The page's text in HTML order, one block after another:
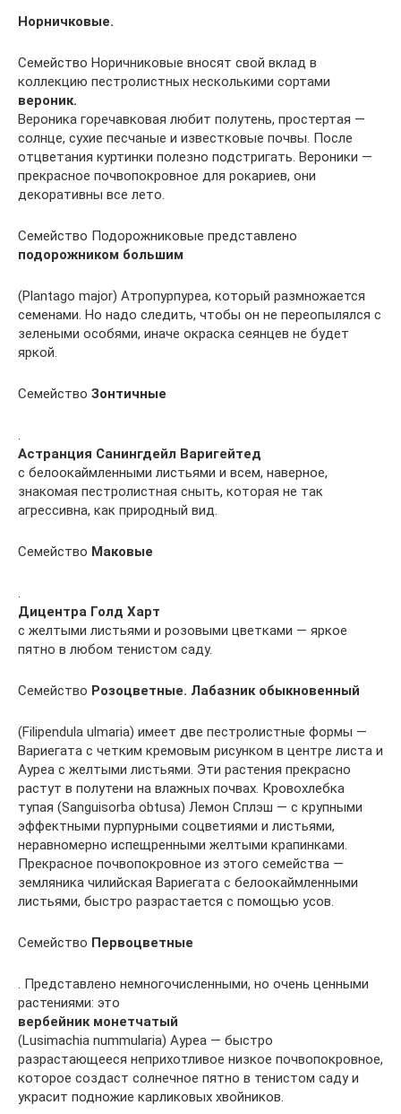
Норничковые.
Семейство Норичниковые вносят свой вклад в
коллекцию пестролистных несколькими сортами
вероник.
Вероника горечавковая любит полутень, простертая —
солнце, сухие песчаные и известковые почвы. После
отцветания куртинки полезно подстригать. Вероники —
прекрасное почвопокровное для рокариев, они
декоративны все лето.
Семейство Подорожниковые представлено
подорожником большим
(Plantago major) Атропурпуреа, который размножается
семенами. Но надо следить, чтобы он не переопылялся с
зелеными особями, иначе окраска сеянцев не будет
яркой.
Семейство Зонтичные
.
Астранция Санингдейл Варигейтед
с белоокаймленными листьями и всем, наверное,
знакомая пестролистная сныть, которая не так
агрессивна, как природный вид.
Семейство Маковые
.
Дицентра Голд Харт
с желтыми листьями и розовыми цветками — яркое
пятно в любом тенистом саду.
Семейство Розоцветные. Лабазник обыкновенный
(Filipendula ulmaria) имеет две пестролистные формы —
Вариегата с четким кремовым рисунком в центре листа и
Ауреа с желтыми листьями. Эти растения прекрасно
растут в полутени на влажных почвах. Кровохлебка
тупая (Sanguisorba obtusa) Лемон Сплэш — с крупными
эффектными пурпурными соцветиями и листьями,
неравномерно испещренными желтыми крапинками.
Прекрасное почвопокровное из этого семейства —
земляника чилийская Вариегата с белоокаймленными
листьями, быстро разрастается с помощью усов.
Семейство Первоцветные
. Представлено немногочисленными, но очень ценными
растениями: это
вербейник монетчатый
(Lusimachia nummularia) Ауреа — быстро
разрастающееся неприхотливое низкое почвопокровное,
которое создаст солнечное пятно в тенистом саду и
украсит подножие карликовых хвойников.